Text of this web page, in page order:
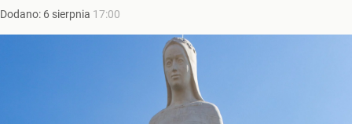
Dodano: 6 sierpnia 17:00